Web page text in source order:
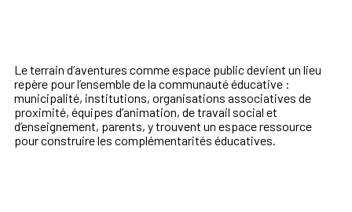
Le terrain d’aventures comme espace public devient un lieu
repère pour l’ensemble de la communauté éducative :
municipalité, institutions, organisations associatives de
proximité, équipes d’animation, de travail social et
d’enseignement, parents, y trouvent un espace ressource
pour construire les complémentarités éducatives.